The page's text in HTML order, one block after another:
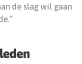
de slag wil gaan